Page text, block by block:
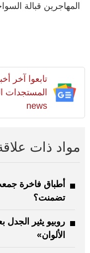
المهاجرين قبالة
تابعوا آخر
news
مواد ذات
أطباق فاخرة
تضمنت؟
روبيو يثير
الألوان»